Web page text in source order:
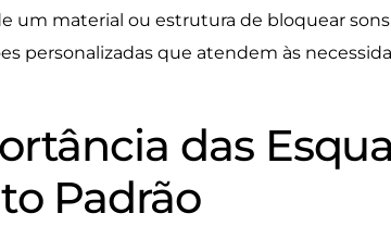
um material ou estrutura de bloquear
personalizadas que atendem às
das
Padrão